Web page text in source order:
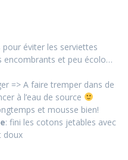
éviter les serviettes
encombrants et peu écolo…
=> A faire tremper dans de
à l’eau de source
et mousse bien!
: fini les cotons jetables avec
doux